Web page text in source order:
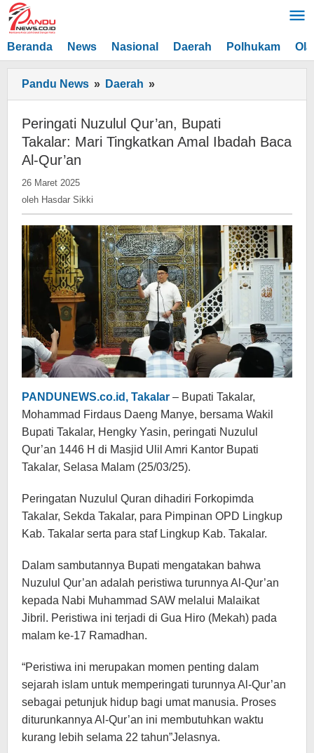
Lewati
ke
konten
Beranda News Nasional Daerah Polhukam
Pandu News » Daerah »
Nuzulul
Qur'an,
Bupati
Takalar: Mari
Baca
Al-
Qur'an
Peringati Nuzulul Qur’an, Bupati
Takalar: Mari Tingkatkan Amal Ibadah Baca
Al-Qur’an
26 Maret 2025
Hasdar
oleh Hasdar Sikki
PANDUNEWS.co.id, Takalar – Bupati Takalar,
Mohammad Firdaus Daeng Manye, bersama Wakil
Bupati Takalar, Hengky Yasin, peringati Nuzulul
Qur’an 1446 H di Masjid Ulil Amri Kantor Bupati
Takalar, Selasa Malam (25/03/25).
Peringatan Nuzulul Quran dihadiri Forkopimda
Takalar, Sekda Takalar, para Pimpinan OPD Lingkup
Kab. Takalar serta para staf Lingkup Kab. Takalar.
Dalam sambutannya Bupati mengatakan bahwa
Nuzulul Qur’an adalah peristiwa turunnya Al-Qur’an
kepada Nabi Muhammad SAW melalui Malaikat
Jibril. Peristiwa ini terjadi di Gua Hiro (Mekah) pada
malam ke-17 Ramadhan.
“Peristiwa ini merupakan momen penting dalam
sejarah islam untuk memperingati turunnya Al-Qur’an
sebagai petunjuk hidup bagi umat manusia. Proses
diturunkannya Al-Qur’an ini membutuhkan waktu
kurang lebih selama 22 tahun”Jelasnya.